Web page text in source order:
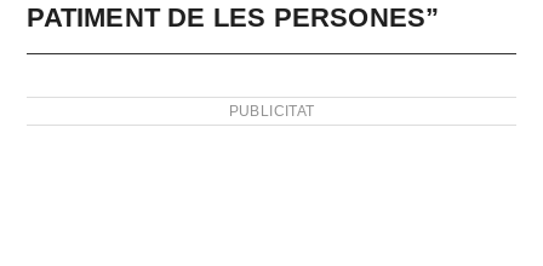
PATIMENT DE LES PERSONES”
PUBLICITAT